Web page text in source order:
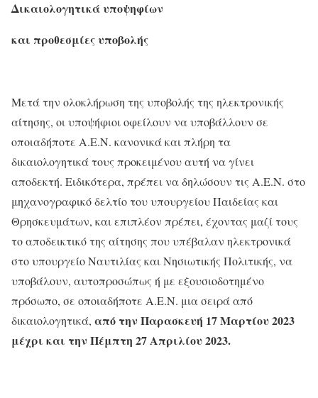
Δικαιολογητικά υποψηφίων
και προθεσμίες υποβολής
Μετά την ολοκλήρωση της υποβολής της ηλεκτρονικής
αίτησης, οι υποψήφιοι οφείλουν να υποβάλλουν σε
οποιαδήποτε Α.Ε.Ν. κανονικά και πλήρη τα
δικαιολογητικά τους προκειμένου αυτή να γίνει
αποδεκτή. Ειδικότερα, πρέπει να δηλώσουν τις Α.Ε.Ν. στο
μηχανογραφικό δελτίο του υπουργείου Παιδείας και
Θρησκευμάτων, και επιπλέον πρέπει, έχοντας μαζί τους
το αποδεικτικό της αίτησης που υπέβαλαν ηλεκτρονικά
στο υπουργείο Ναυτιλίας και Νησιωτικής Πολιτικής, να
υποβάλουν, αυτοπροσώπως ή με εξουσιοδοτημένο
πρόσωπο, σε οποιαδήποτε Α.Ε.Ν. μια σειρά από
δικαιολογητικά, από την Παρασκευή 17 Μαρτίου 2023
μέχρι και την Πέμπτη 27 Απριλίου 2023.